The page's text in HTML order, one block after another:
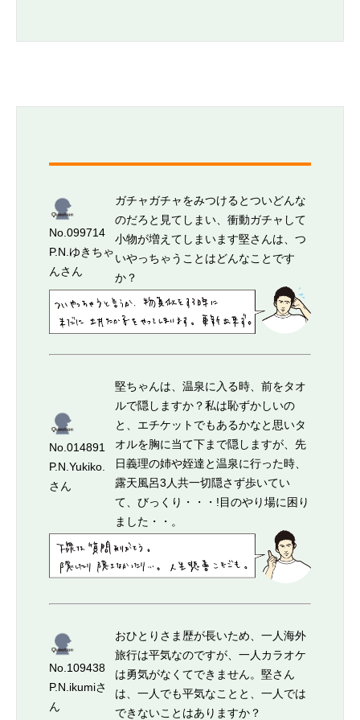
No.099714
P.N.ゆきちゃ
んさん
ガチャガチャをみつけるとついどんな
のだろと見てしまい、衝動ガチャして
小物が増えてしまいます堅さんは、つ
いやっちゃうことはどんなことです
か？
No.014891
P.N.Yukiko.
さん
堅ちゃんは、温泉に入る時、前をタオ
ルで隠しますか？私は恥ずかしいの
と、エチケットでもあるかなと思いタ
オルを胸に当て下まで隠しますが、先
日義理の姉や姪達と温泉に行った時、
露天風呂3人共一切隠さず歩いてい
て、びっくり・・・!目のやり場に困り
ました・・。
No.109438
P.N.ikumiさ
ん
おひとりさま歴が長いため、一人海外
旅行は平気なのですが、一人カラオケ
は勇気がなくてできません。堅さん
は、一人でも平気なことと、一人では
できないことはありますか？